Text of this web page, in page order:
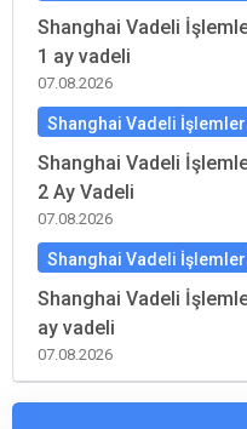
Shanghai Vadeli
1 ay vadeli
07.08.2026
Shanghai Vadeli
Shanghai Vadeli
2 Ay Vadeli
07.08.2026
Shanghai Vadeli
Shanghai Vadeli
ay vadeli
07.08.2026